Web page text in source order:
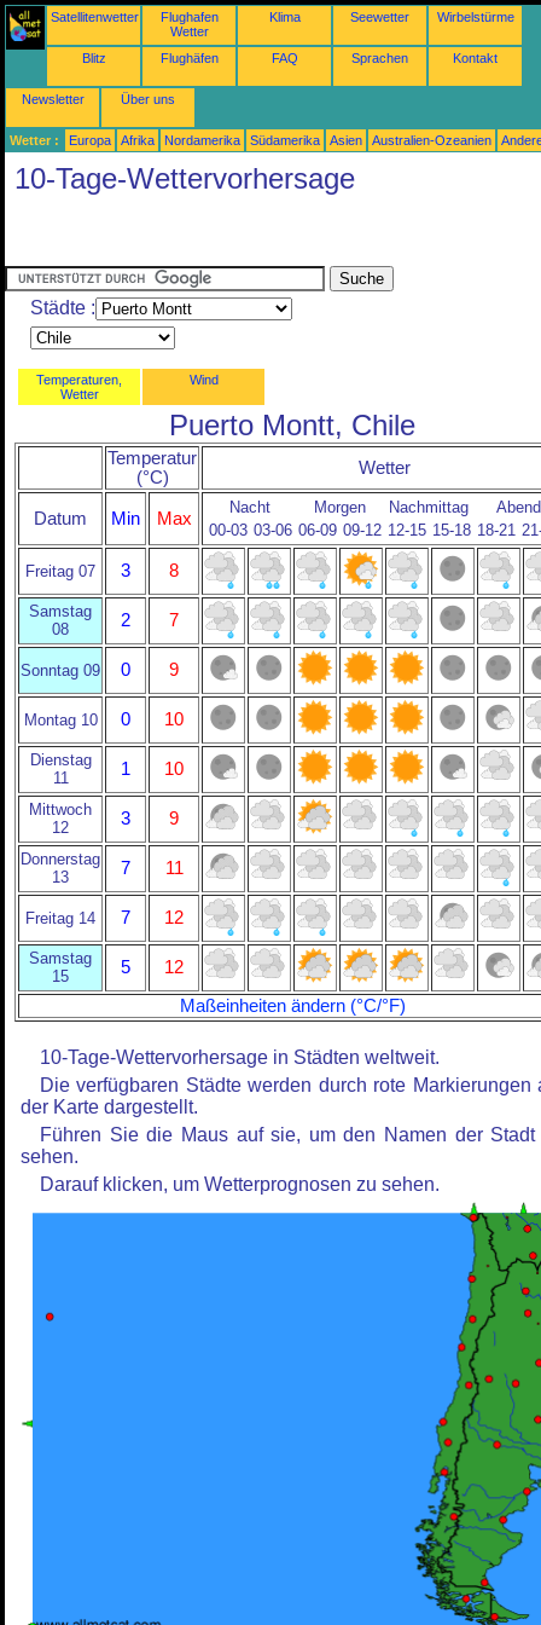
Satellitenwetter
Flughafen
Wetter
Klima Seewetter Wirbelstürme
Blitz Flughäfen FAQ Sprachen Kontakt
Newsletter Über uns
Wetter : Europa Afrika Nordamerika Südamerika Asien Australien-Ozeanien
10-Tage-Wettervorhersage
Städte :
Temperaturen,
Wetter
Wind
Puerto Montt, Chile
Temperatur
(°C)
Wetter
Datum Min Max
Nacht Morgen Nachmittag
Abend
00-03 03-06 06-09 09-12 12-15 15-18 18-21
Freitag 07 3 8
Samstag
08
2 7
Sonntag 09 0 9
Montag 10 0 10
Dienstag
11
1 10
Mittwoch
12
3 9
Donnerstag
13
7 11
Freitag 14 7 12
Samstag
15
5
12
Maßeinheiten ändern (°C/°F)
10-Tage-Wettervorhersage in Städten weltweit.
Die verfügbaren Städte werden durch rote Markierungen
der Karte dargestellt.
Führen Sie die Maus auf sie, um den Namen der Stadt
sehen.
Darauf klicken, um Wetterprognosen zu sehen.